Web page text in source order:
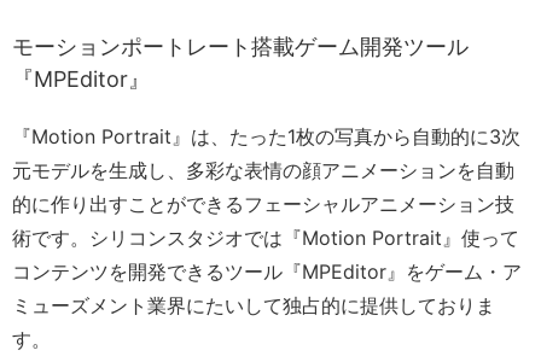
モーションポートレート搭載ゲーム開発ツール
『MPEditor』
『Motion Portrait』は、たった1枚の写真から自動的に3次
元モデルを生成し、多彩な表情の顔アニメーションを自動
的に作り出すことができるフェーシャルアニメーション技
術です。シリコンスタジオでは『Motion Portrait』使って
コンテンツを開発できるツール『MPEditor』をゲーム・ア
ミューズメント業界にたいして独占的に提供しておりま
す。